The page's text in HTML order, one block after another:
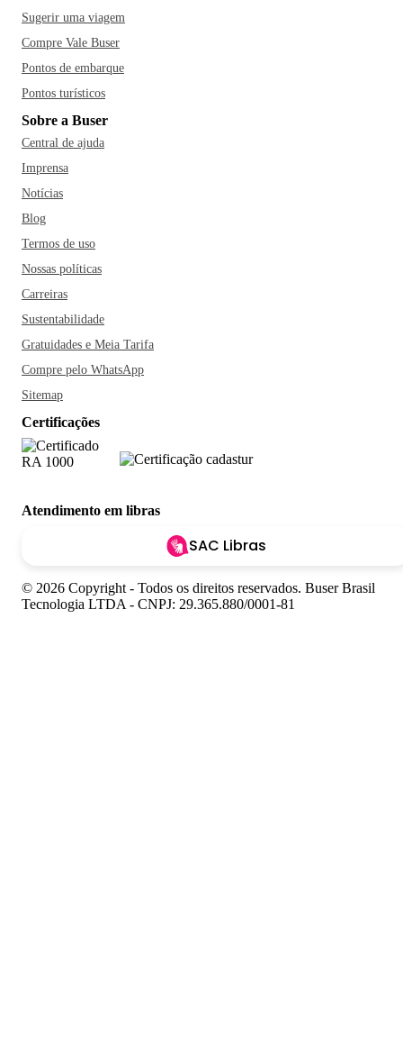
Sugerir uma viagem
Compre Vale Buser
Pontos de embarque
Pontos turísticos
Sobre a Buser
Central de ajuda
Imprensa
Notícias
Blog
Termos de uso
Nossas políticas
Carreiras
Sustentabilidade
Gratuidades e Meia Tarifa
Compre pelo WhatsApp
Sitemap
Certificações
Atendimento em libras
SAC Libras
© 2026 Copyright - Todos os direitos reservados. Buser Brasil
Tecnologia LTDA - CNPJ: 29.365.880/0001-81